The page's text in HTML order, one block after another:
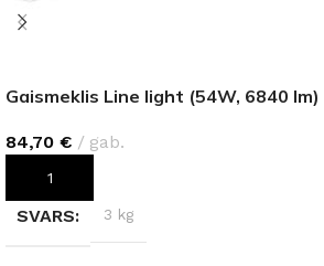
Gaismeklis Line light (54W, 6840 lm)
84,70 € gab.
PIEVIENOT GROZAM
SVARS 3 kg